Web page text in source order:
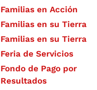
Familias en Acción
Familias en su Tierra
Familias en su Tierra
Feria de Servicios
Fondo de Pago por
Resultados